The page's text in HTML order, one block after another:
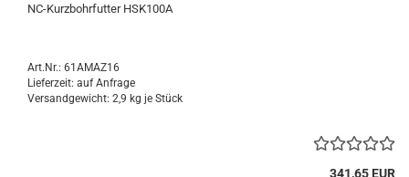
NC-Kurzbohrfutter HSK100A
Art.Nr.: 61AMAZ16
Lieferzeit: auf Anfrage
Versandgewicht: 2,9 kg je Stück
341,65 EUR